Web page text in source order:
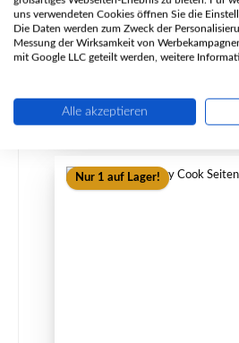
Inhalt: 2 Meter (18,84 €
Regulärer
37,68 €
Details
Nur 1 auf Lager!
uns verwendeten Cookies öffnen Sie die
Die Daten werden zum Zweck der
Messung der Wirksamkeit von
mit Google LLC geteilt werden, weitere
Alle akzeptieren